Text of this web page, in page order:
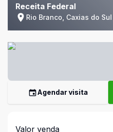
Receita Federal
Rio Branco, Caxias do Sul
Agendar visita
Valor venda